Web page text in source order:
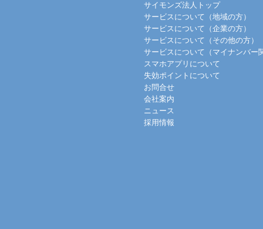
サイモンズ法人トップ
サービスについて（地域の方）
サービスについて（企業の方）
サービスについて（その他の方）
サービスについて（マイナンバー
スマホアプリについて
失効ポイントについて
お問合せ
会社案内
ニュース
採用情報